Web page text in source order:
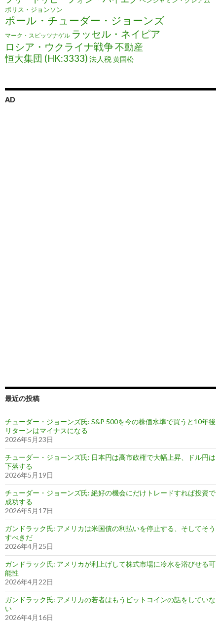
ボリス・ジョンソン
ポール・チューダー・ジョーンズ
マーク・スピッツナゲル ラッセル・ネイピア
ロシア・ウクライナ戦争不動産
恒大集団 (HK:3333) 法人税黄国松
AD
最近の投稿
チューダー・ジョーンズ氏: S&P 500を今の株価水準で買うと10年後
リターンはマイナスになる
2026年5月23日
チューダー・ジョーンズ氏: 日本円は高市政権で大幅上昇、ドル円は
下落する
2026年5月19日
チューダー・ジョーンズ氏: 絶好の機会にだけトレードすれば投資で
成功する
2026年5月17日
ガンドラック氏: アメリカは米国債の利払いを停止する、そしてそう
すべきだ
2026年4月25日
ガンドラック氏: アメリカが利上げして株式市場に冷水を浴びせる可
能性
2026年4月22日
ガンドラック氏: アメリカの若者はもうビットコインの話をしていな
い
2026年4月16日